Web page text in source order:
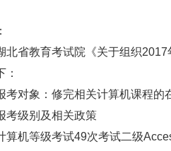
省教育考试院《关于组织2017
：
对象：修完相关计算机课程的
级别及相关政策
机等级考试49次考试二级